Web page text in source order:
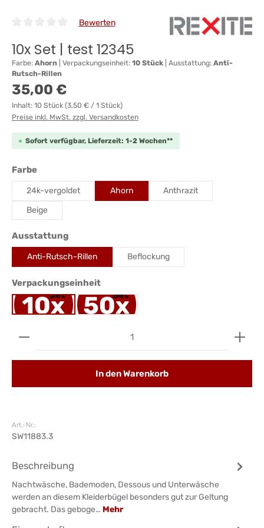
Durchschnittliche Bewertung von 0 von 5 Sternen
Bewerten
10x Set | test 12345
Farbe: Ahorn Verpackungseinheit: 10 Stück Ausstattung: Anti-
Rutsch-Rillen
Regulärer Preis:
35,00 €
Inhalt: 10 Stück (3,50 € / 1 Stück)
Preise inkl. MwSt. zzgl. Versandkosten
Sofort verfügbar, Lieferzeit: 1-2 Wochen**
Farbeauswählen
24k-vergoldet Ahorn
Anthrazit
Beige
Ausstattungauswählen
Anti-Rutsch-Rillen Beflockung
Verpackungseinheitauswählen
Produkt Anzahl: Gib den gewünschten Wert ein
In den Warenkorb
Art.-Nr.:
SW11883.3
Beschreibung
Nachtwäsche, Bademoden, Dessous und Unterwäsche
werden an diesem Kleiderbügel besonders gut zur Geltung
gebracht. Das geboge… Mehr